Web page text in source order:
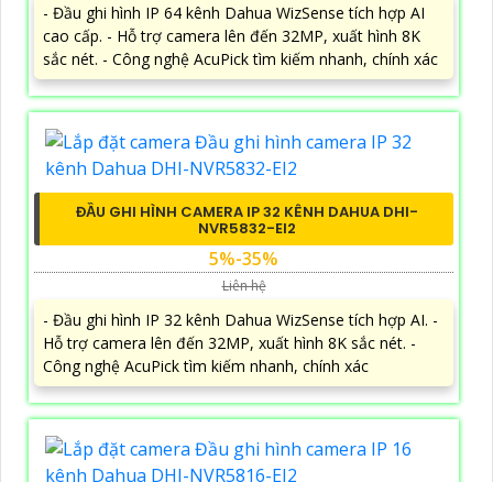
- Đầu ghi hình IP 64 kênh Dahua WizSense tích hợp AI
cao cấp. - Hỗ trợ camera lên đến 32MP, xuất hình 8K
sắc nét. - Công nghệ AcuPick tìm kiếm nhanh, chính xác
ĐẦU GHI HÌNH CAMERA IP 32 KÊNH DAHUA DHI-
NVR5832-EI2
5%-35%
Liên hệ
- Đầu ghi hình IP 32 kênh Dahua WizSense tích hợp AI. -
Hỗ trợ camera lên đến 32MP, xuất hình 8K sắc nét. -
Công nghệ AcuPick tìm kiếm nhanh, chính xác